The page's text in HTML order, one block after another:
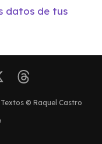
datos de tus
© Raquel Castro